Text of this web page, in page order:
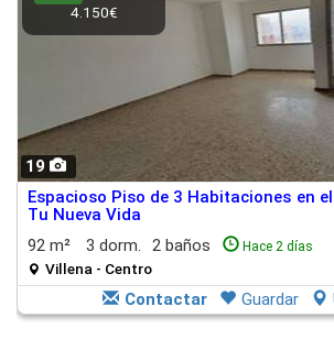
19
4.150€
Espacioso Piso de 3 Habitaciones en
Tu Nueva Vida
92 m²
3 dorm. 2 baños Hace 2 días
Villena - Centro
Contactar Guardar